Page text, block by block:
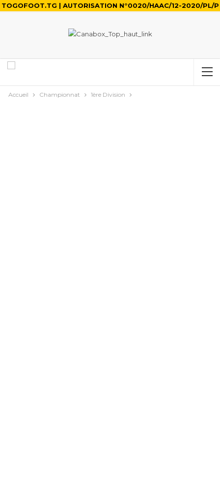
TOGOFOOT.TG | AUTORISATION N°0020/HAAC/12-2020/PL/P
Accueil Championnat 1ère Division